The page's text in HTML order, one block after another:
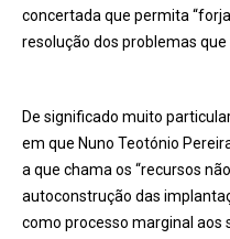
concertada que permita
resolução dos problemas que
De significado muito
em que Nuno Teotónio
a que chama os “recursos
autoconstrução das
como processo marginal aos